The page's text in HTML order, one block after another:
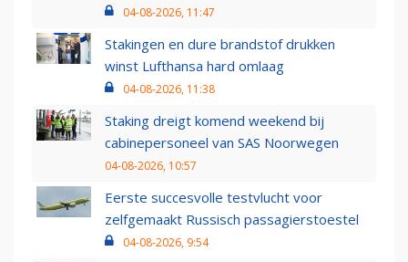
04-08-2026, 11:47
Stakingen en dure brandstof drukken
winst Lufthansa hard omlaag
04-08-2026, 11:38
Staking dreigt komend weekend bij
cabinepersoneel van SAS Noorwegen
04-08-2026, 10:57
Eerste succesvolle testvlucht voor
zelfgemaakt Russisch passagierstoestel
04-08-2026, 9:54